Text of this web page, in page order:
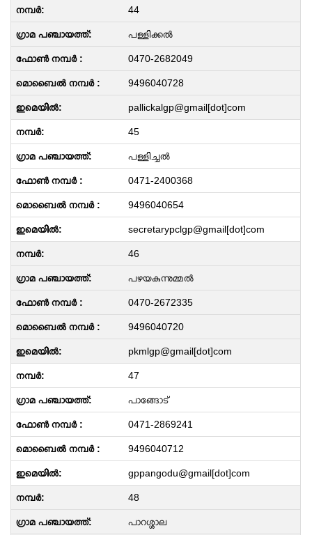
44
പള്ളിക്കൽ
0470-2682049
9496040728
pallickalgp@gmail[dot]com
45
പള്ളിച്ചൽ
0471-2400368
9496040654
secretarypclgp@gmail[dot]com
46
പഴയകുന്നുമ്മൽ
0470-2672335
9496040720
pkmlgp@gmail[dot]com
47
പാങ്ങോട്
0471-2869241
9496040712
gppangodu@gmail[dot]com
48
പാറശ്ശാല